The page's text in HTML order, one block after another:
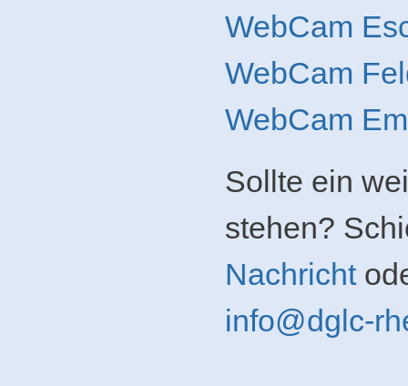
WebCam
WebCam
WebCam
Sollte ein
stehen?
Nachricht
info@dglc-